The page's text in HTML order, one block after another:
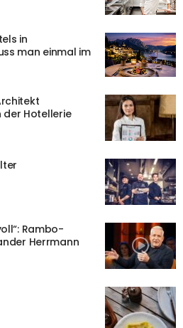
in
man einmal im
Hotellerie
Rambo-
Herrmann